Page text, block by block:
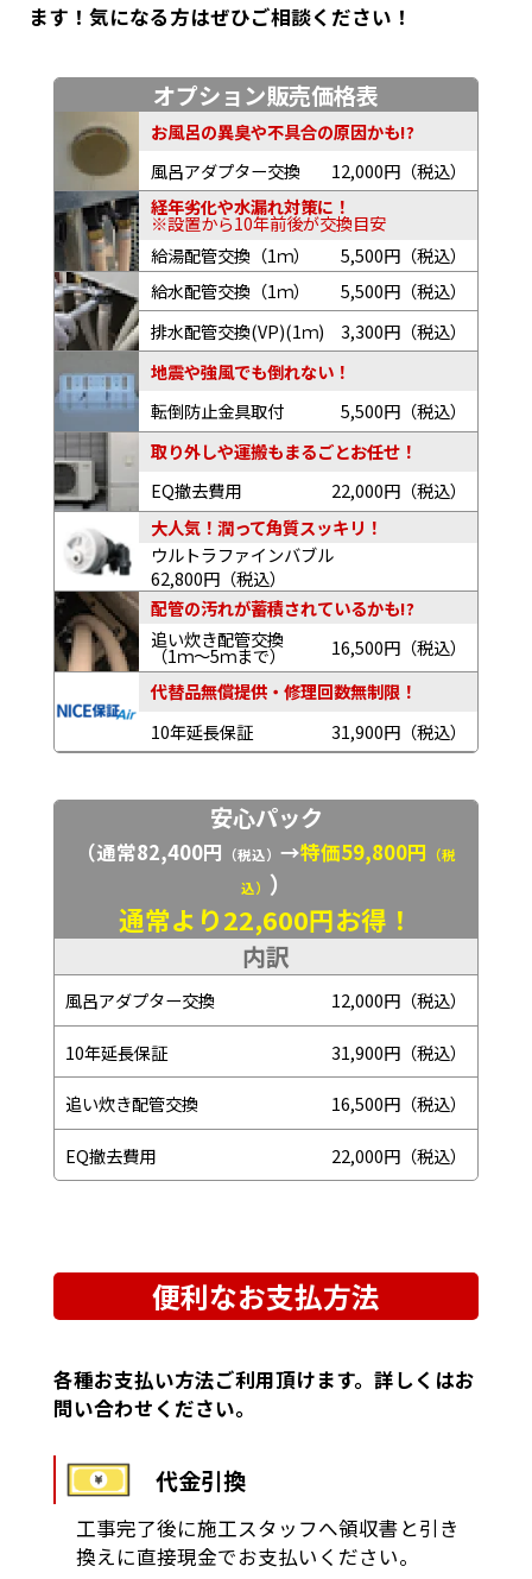
ます！気になる方はぜひご相談ください！
オプション販売価格表
お風呂の異臭や不具合の原因かも!?
風呂アダプター交換
12,000円（税込）
経年劣化や水漏れ対策に！
※設置から10年前後が交換目安
給湯配管交換（1ｍ）
5,500円（税込）
給水配管交換（1ｍ）
5,500円（税込）
排水配管交換(VP)(1ｍ)
3,300円（税込）
地震や強風でも倒れない！
転倒防止金具取付
5,500円（税込）
取り外しや運搬もまるごとお任せ！
EQ撤去費用
22,000円（税込）
大人気！潤って角質スッキリ！
ウルトラファインバブル
62,800円（税込）
配管の汚れが蓄積されているかも!?
追い炊き配管交換
（1ｍ～5ｍまで）
16,500円（税込）
代替品無償提供・修理回数無制限！
10年延長保証
31,900円（税込）
安心パック
（通常82,400円 （税込） →特価59,800円
（税
込） ）
通常より22,600円お得！
内訳
風呂アダプター交換 12,000円（税込）
10年延長保証 31,900円（税込）
追い炊き配管交換 16,500円（税込）
EQ撤去費用 22,000円（税込）
便利なお支払方法
各種お支払い方法ご利用頂けます。詳しくはお
問い合わせください。
代金引換
工事完了後に施工スタッフへ領収書と引き
換えに直接現金でお支払いください。